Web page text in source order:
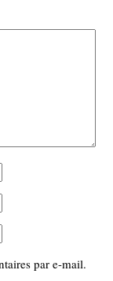
par e-mail.